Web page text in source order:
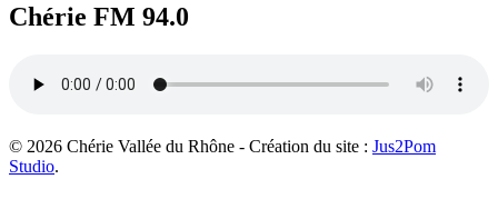
Chérie FM 94.0
© 2026 Chérie Vallée du Rhône - Création du site : Jus2Pom
Studio.